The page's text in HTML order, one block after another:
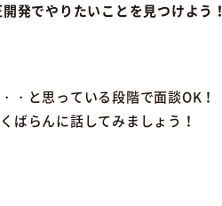
発でやりたいことを見つけよう！
・と思っている段階で面談OK！
ばらんに話してみましょう！